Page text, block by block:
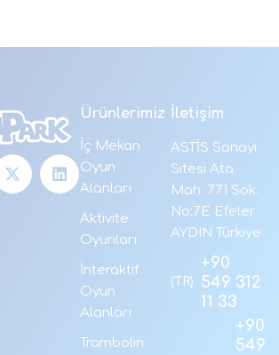
Ürünlerimiz
İç Mekan
Oyun
Alanları
Aktivite
Oyunları
İnteraktif
Oyun
Alanları
Trambolin
İletişim
ASTİS Sanayi
Sitesi Ata
Mah. 771 Sok.
No:7E Efeler
AYDIN Türkiye
(TR)
+90
549 312
11 33
+90
549